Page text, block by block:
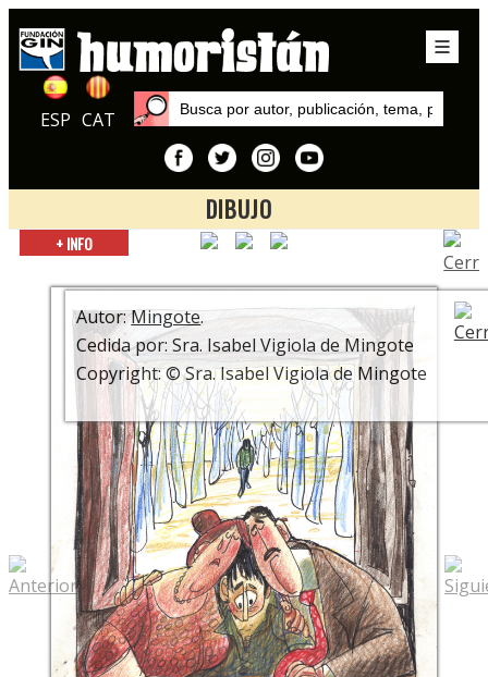
ESP CAT
DIBUJO
Inicio
Mingote, un clásico popular
+ INFO
Autor:Mingote.
Cedida por: Sra. Isabel Vigiola de Mingote
Copyright: © Sra. Isabel Vigiola de Mingote